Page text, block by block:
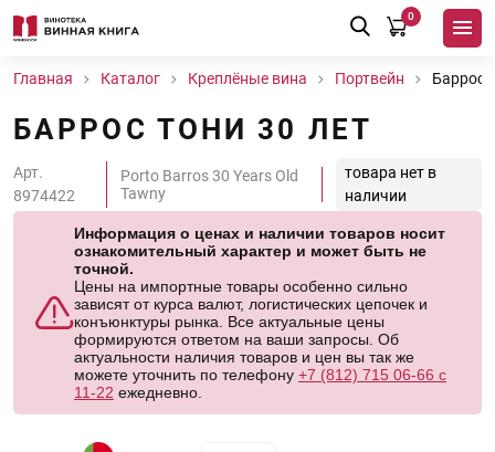
0
Главная Каталог Креплёные вина Портвейн Баррос
БАРРОС ТОНИ 30 ЛЕТ
Арт.
8974422
Porto Barros 30 Years Old
Tawny
товара нет в
наличии
Информация о ценах и наличии товаров носит
ознакомительный характер и может быть не
точной.
Цены на импортные товары особенно сильно
зависят от курса валют, логистических цепочек и
конъюнктуры рынка. Все актуальные цены
формируются ответом на ваши запросы. Об
актуальности наличия товаров и цен вы так же
можете уточнить по телефону +7 (812) 715 06-66 с
11-22 ежедневно.